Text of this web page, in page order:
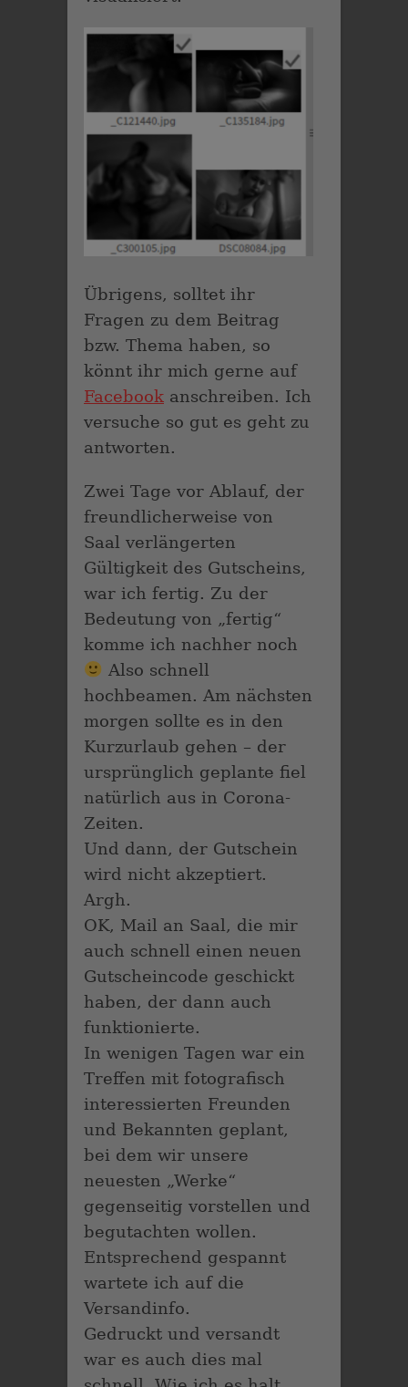
Übrigens, solltet ihr
Fragen zu dem Beitrag
bzw. Thema haben, so
könnt ihr mich gerne auf
Facebook anschreiben. Ich
versuche so gut es geht zu
antworten.
Zwei Tage vor Ablauf, der
freundlicherweise von
Saal verlängerten
Gültigkeit des Gutscheins,
war ich fertig. Zu der
Bedeutung von „fertig“
komme ich nachher noch
Also schnell
hochbeamen. Am nächsten
morgen sollte es in den
Kurzurlaub gehen – der
ursprünglich geplante fiel
natürlich aus in Corona-
Zeiten.
Und dann, der Gutschein
wird nicht akzeptiert.
Argh.
OK, Mail an Saal, die mir
auch schnell einen neuen
Gutscheincode geschickt
haben, der dann auch
funktionierte.
In wenigen Tagen war ein
Treffen mit fotografisch
interessierten Freunden
und Bekannten geplant,
bei dem wir unsere
neuesten „Werke“
gegenseitig vorstellen und
begutachten wollen.
Entsprechend gespannt
wartete ich auf die
Versandinfo.
Gedruckt und versandt
war es auch dies mal